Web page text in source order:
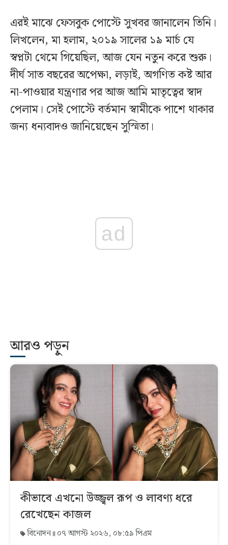
এরই মাঝে ফেসবুক পোস্টে সুখবর জানালেন তিনি।
লিখলেন, মা হলাম, ২০১৯ সালের ১৯ মার্চ যে
স্বপ্নটা থেমে গিয়েছিল, আজ যেন নতুন করে শুরু।
দীর্ঘ সাত বছরের অপেক্ষা, লড়াই, অগণিত কষ্ট আর
না-পাওয়ার যন্ত্রণার পর আজ আমি মাতৃত্বের স্বাদ
পেলাম। সেই পোস্টে বর্তমান স্বামীকে পাশে থাকার
জন্য ধন্যবাদও জানিয়েছেন সুস্মিতা।
ad
আরও পড়ুন
কীভাবে এখনো উজ্জ্বল রূপ ও লাবণ্য ধরে
রেখেছেন কাজল
বিনোদন ০৭ আগস্ট ২০২৬, ০৮:৫৯ পিএম